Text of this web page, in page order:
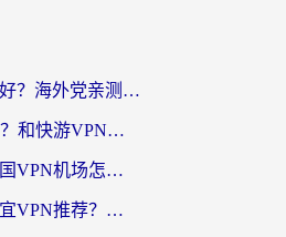
迅游和穿梭哪个好？海外党亲测3款回国加速器+手游加速对比，附避坑指南
斧牛VPN好用吗？和快游VPN对比哪个回国效果更好？马来西亚留学生亲测分享
海外党必看：中国VPN机场怎么选？3步教你无缝访问国内资源（附避坑指南）
海外党必看：便宜VPN推荐？选对回国加速器才能无缝刷国内剧玩国服